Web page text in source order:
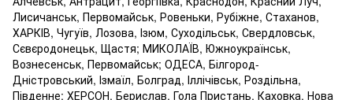
Лисичанськ, Первомайськ, Ровеньки, Рубіжне, Стаханов,
ХАРКІВ, Чугуїв, Лозова, Ізюм, Суходільськ, Свердловськ,
Сєвєродонецьк, Щастя; МИКОЛАЇВ, Южноукраїнськ,
Вознесенськ, Первомайськ; ОДЕСА, Білгород-
Дністровський, Ізмаїл, Болград, Іллічівськ, Роздільна,
Південне; ХЕРСОН, Берислав, Гола Пристань, Каховка, Нова